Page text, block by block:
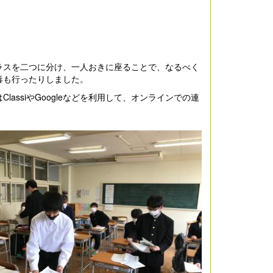
を二つに分け、一人おきに座ることで、なるべく
行ったりしました。
やGoogleなどを利用して、オンラインでの連